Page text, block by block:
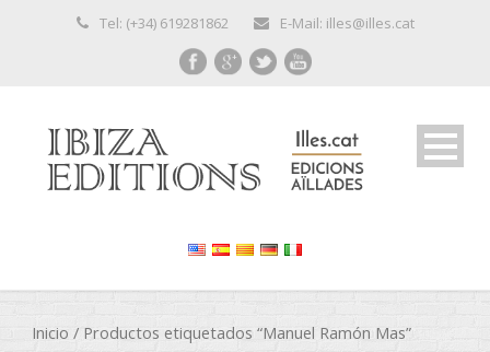
Tel: (+34) 619281862 E-Mail: illes@illes.cat
Inicio / Productos etiquetados “Manuel Ramón Mas”